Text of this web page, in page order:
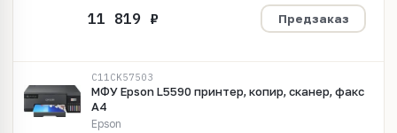
Предзаказ
C11CK57503
МФУ Epson L5590 принтер, копир, сканер, факс
A4
Epson